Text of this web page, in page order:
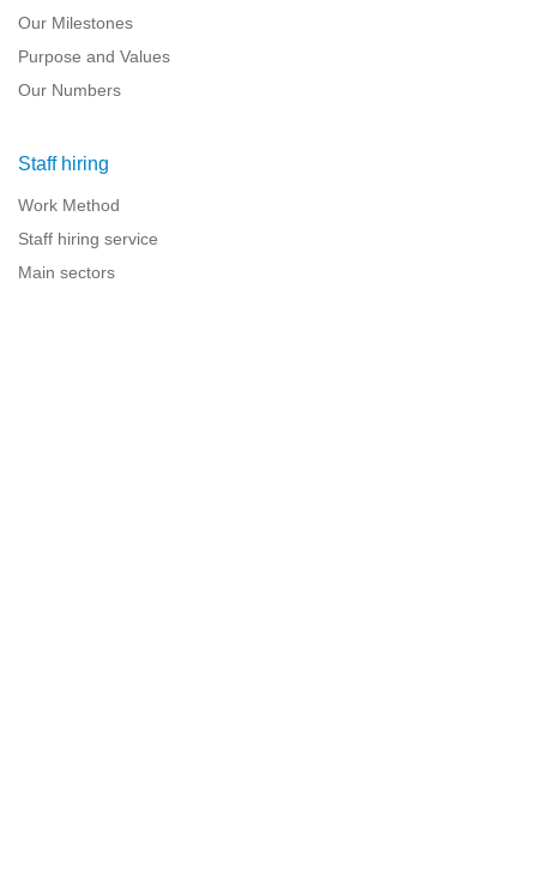
Our Milestones
Purpose and Values
Our Numbers
Staff hiring
Work Method
Staff hiring service
Main sectors